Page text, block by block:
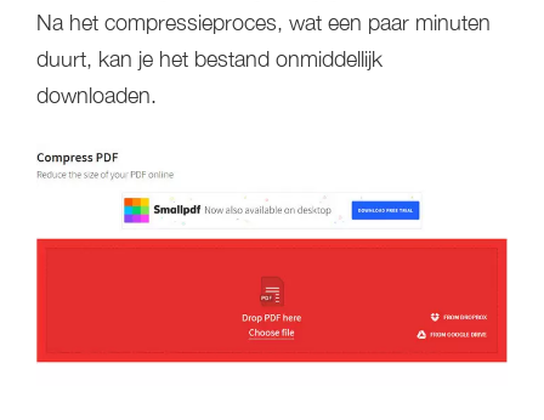
Na het compressieproces, wat een paar minuten
duurt, kan je het bestand onmiddellijk
downloaden.